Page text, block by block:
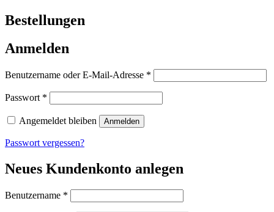
Bestellungen
Anmelden
Benutzername oder E-Mail-Adresse *
Passwort *
Angemeldet bleiben Anmelden
Passwort vergessen?
Neues Kundenkonto anlegen
Benutzername *